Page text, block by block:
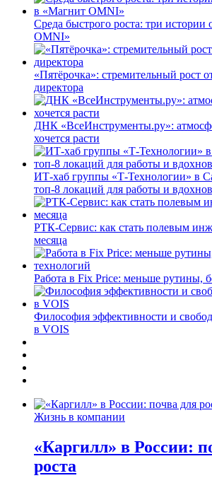
Среда быстрого роста: три истории
OMNI»
«Пятёрочка»: стремительный рост
директора
ДНК «ВсеИнструменты.ру»:
хочется расти
ИТ-хаб группы «Т-Технологии» в
топ-8 локаций для работы и
РТК-Сервис: как стать полевым
месяца
Работа в Fix Price: меньше рутины,
Философия эффективности и
в VOIS
Жизнь в компании
«Каргилл» в России:
роста